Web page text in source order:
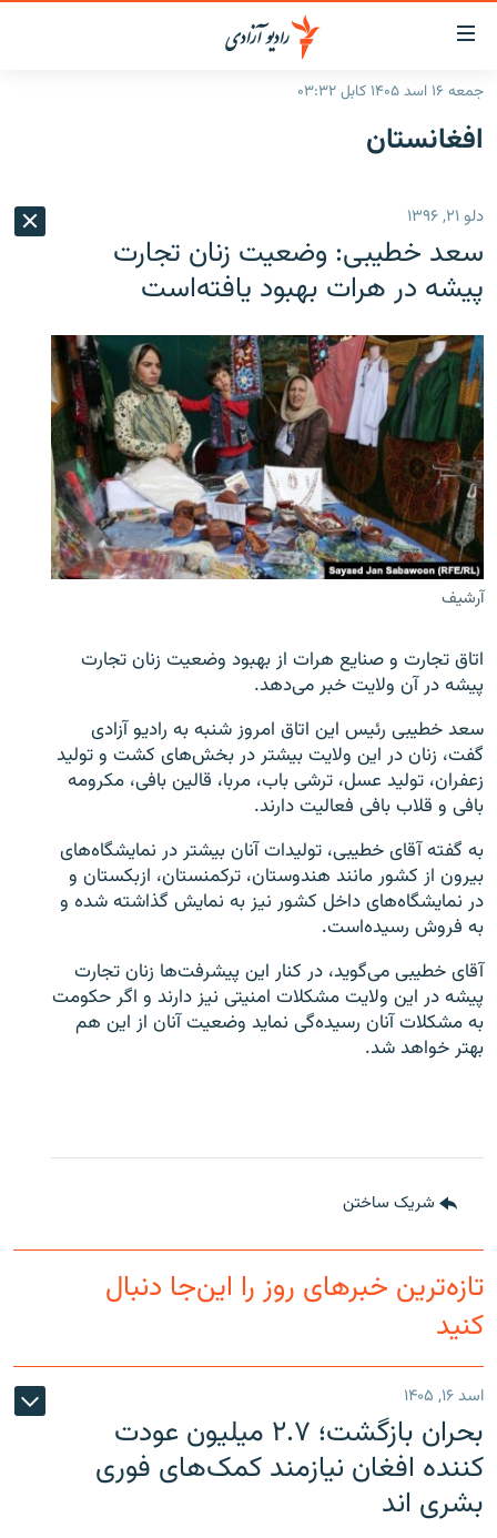
لینک‌های
قابل
دسترسی
بازگشت
بازگشت
منوی
اصلی
به
صفحه
جستجو
صفحه نخست
گزارش‌ها
شرق میانه
افغانستان
جهان
جدول نشرات
مصاحبه‌ها
مجموعه تصویری
ورزش
بحران مهاجرت
'کووید-۱۹'
تماس
صفحه پشتو
Azadi English
به ما بپیوندید
همۀ سایت‌های رادیو آزادی/ رادیو اروپای آزاد
جمعه ۱۶ اسد ۱۴۰۵ کابل ۰۳:۳۲
افغانستان
دلو ۲۱, ۱۳۹۶
سعد خطیبی: وضعیت زنان تجارت
پیشه در هرات بهبود یافته‌است
آرشیف
اتاق تجارت و صنایع هرات از بهبود وضعیت زنان تجارت
پیشه در آن ولایت خبر می‌دهد.
سعد خطیبی رئیس این اتاق امروز شنبه به رادیو آزادی
گفت، زنان در این ولایت بیشتر در بخش‌های کشت و تولید
زعفران، تولید عسل، ترشی باب، مربا، قالین بافی، مکرومه
بافی و قلاب بافی فعالیت دارند.
به گفته آقای خطیبی، تولیدات آنان بیشتر در نمایشگاه‌های
بیرون از کشور مانند هندوستان، ترکمنستان، ازبکستان و
در نمایشگاه‌های داخل کشور نیز به نمایش گذاشته شده و
به فروش رسیده‌است.
آقای خطیبی می‌گوید، در کنار این پیشرفت‌ها زنان تجارت
پیشه در این ولایت مشکلات امنیتی نیز دارند و اگر حکومت
به مشکلات آنان رسیده‌گی نماید وضعیت آنان از این هم
بهتر خواهد شد.
شریک ساختن
تازه‌ترین خبرهای روز را این‌جا دنبال
کنید
اسد ۱۶, ۱۴۰۵
بحران بازگشت؛ ۲.۷ میلیون عودت
کننده افغان نیازمند کمک‌های فوری
بشری اند